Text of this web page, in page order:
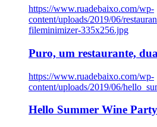
https://www.ruadebaixo.com/wp-
content/uploads/2019/06/
fileminimizer-335x256.jpg
Puro, um restaurante,
https://www.ruadebaixo.com/wp-
content/uploads/2019/06/
Hello Summer Wine Party